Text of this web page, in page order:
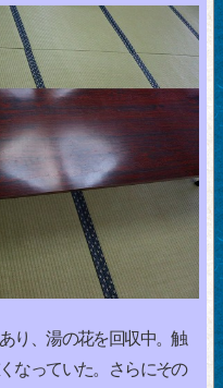
り、湯の花を回収中。触
なっていた。さらにその